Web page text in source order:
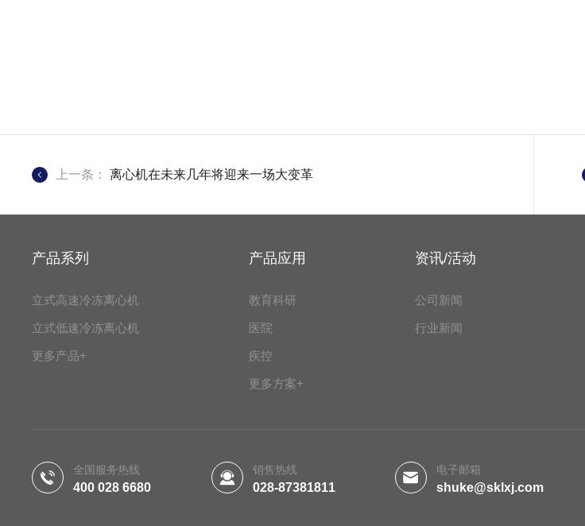
上一条：离心机在未来几年将迎来一场大变革
产品系列
立式高速冷冻离心机
立式低速冷冻离心机
更多产品+
产品应用
教育科研
医院
疾控
更多方案+
资讯/活动
公司新闻
行业新闻
全国服务热线
400 028 6680
销售热线
028-87381811
电子邮箱
shuke@sklxj.com